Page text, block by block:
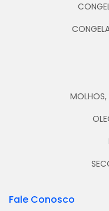
MOLHOS,
Fale Conosco